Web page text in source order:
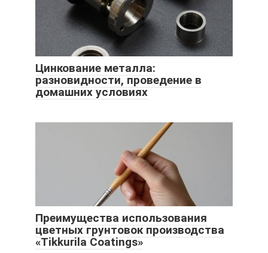
Цинкование металла:
разновидности, проведение в
домашних условиях
Преимущества использования
цветных грунтовок производства
«Tikkurila Coatings»